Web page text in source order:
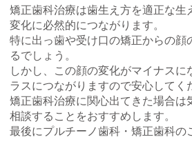
矯正歯科治療は歯生え方を適正な生
変化に必然的につながります。
特に出っ歯や受け口の矯正からの顔
るでしょう。
しかし、この顔の変化がマイナス
ラスにつながりますので安心してく
矯正歯科治療に関心出てきた場合は
相談することをおすすめします。
最後にプルチーノ歯科・矯正歯科の